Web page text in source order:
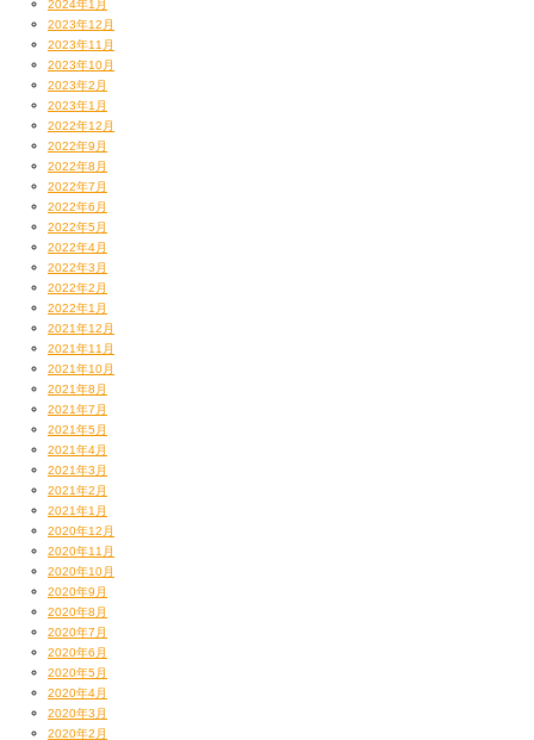
2024年1月
2023年12月
2023年11月
2023年10月
2023年2月
2023年1月
2022年12月
2022年9月
2022年8月
2022年7月
2022年6月
2022年5月
2022年4月
2022年3月
2022年2月
2022年1月
2021年12月
2021年11月
2021年10月
2021年8月
2021年7月
2021年5月
2021年4月
2021年3月
2021年2月
2021年1月
2020年12月
2020年11月
2020年10月
2020年9月
2020年8月
2020年7月
2020年6月
2020年5月
2020年4月
2020年3月
2020年2月